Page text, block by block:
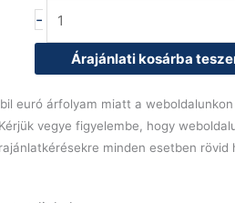
-
Q90PH/E100
elektromos
sütő
és
főzőlap
mennyiség
Árajánlati kosárba
euró árfolyam miatt a
Kérjük vegye figyelembe, hogy
minden esetben